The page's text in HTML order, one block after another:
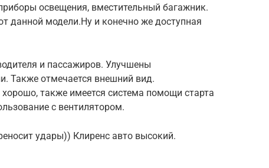
освещения, вместительный багажник.
данной модели.Ну и конечно же доступная
и пассажиров. Улучшены
Также отмечается внешний вид.
также имеется система помощи старта
с вентилятором.
удары)) Клиренс авто высокий.